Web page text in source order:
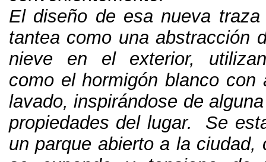
El diseño de esa nueva
tantea como una abstracción
nieve en el exterior,
como el hormigón blanco con
lavado,inspirándose de
propiedades del lugar.
Se
un parque abierto a la ciudad,